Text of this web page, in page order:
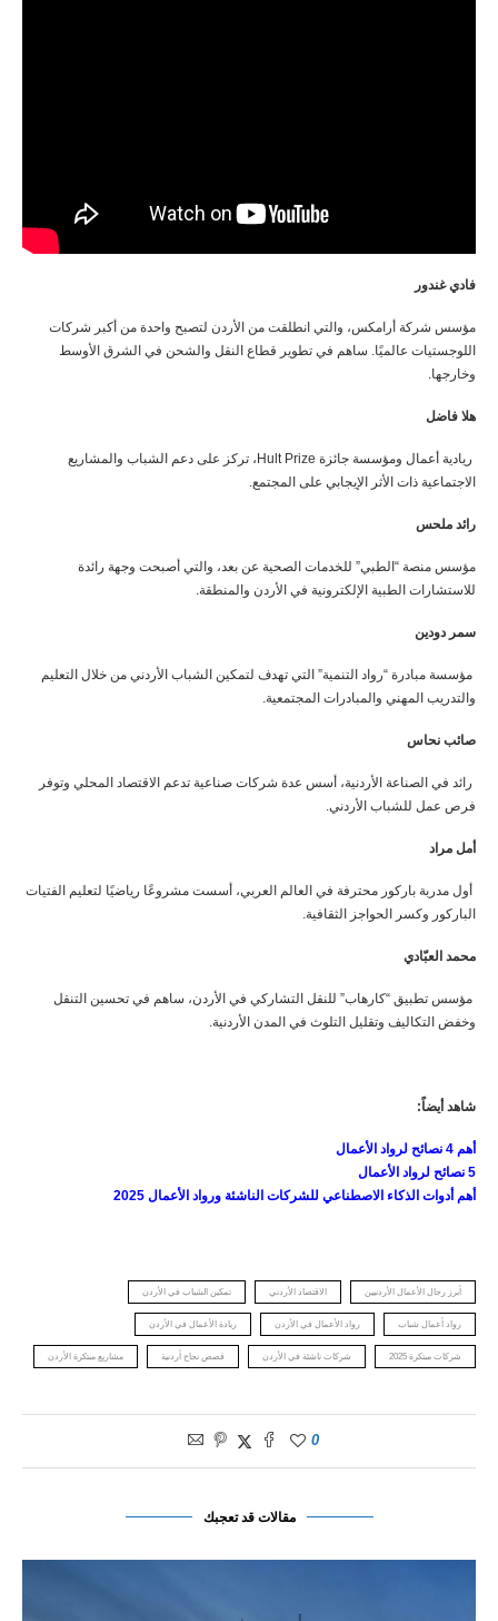
فادي غندور
مؤسس شركة أرامكس، والتي انطلقت من الأردن لتصبح واحدة من أكبر شركات
اللوجستيات عالميًا. ساهم في تطوير قطاع النقل والشحن في الشرق الأوسط
وخارجها.
هلا فاضل
ريادية أعمال ومؤسسة جائزة Hult Prize، تركز على دعم الشباب والمشاريع
الاجتماعية ذات الأثر الإيجابي على المجتمع.
رائد ملحس
مؤسس منصة “الطبي” للخدمات الصحية عن بعد، والتي أصبحت وجهة رائدة
للاستشارات الطبية الإلكترونية في الأردن والمنطقة.
سمر دودين
مؤسسة مبادرة “رواد التنمية” التي تهدف لتمكين الشباب الأردني من خلال التعليم
والتدريب المهني والمبادرات المجتمعية.
صائب نحاس
رائد في الصناعة الأردنية، أسس عدة شركات صناعية تدعم الاقتصاد المحلي وتوفر
فرص عمل للشباب الأردني.
أمل مراد
أول مدربة باركور محترفة في العالم العربي، أسست مشروعًا رياضيًا لتعليم الفتيات
الباركور وكسر الحواجز الثقافية.
محمد العبّادي
مؤسس تطبيق “كارهاب” للنقل التشاركي في الأردن، ساهم في تحسين التنقل
وخفض التكاليف وتقليل التلوث في المدن الأردنية.
شاهد أيضاً:
أهم 4 نصائح لرواد الأعمال
5 نصائح لرواد الأعمال
أهم أدوات الذكاء الاصطناعي للشركات الناشئة ورواد الأعمال 2025
أبرز رجال الأعمال الأردنيين الاقتصاد الأردني تمكين الشباب في الأردن
رواد أعمال شباب رواد الأعمال في الأردن ريادة الأعمال في الأردن
شركات مبتكرة 2025 شركات ناشئة في الأردن قصص نجاح أردنية مشاريع مبتكرة الأردن
0
مقالات قد تعجبك